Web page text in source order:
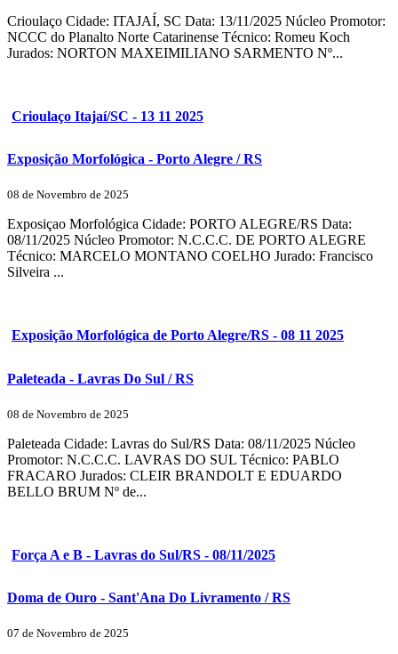
Crioulaço Cidade: ITAJAÍ, SC Data: 13/11/2025 Núcleo Promotor:
NCCC do Planalto Norte Catarinense Técnico: Romeu Koch
Jurados: NORTON MAXEIMILIANO SARMENTO Nº...
Crioulaço Itajaí/SC - 13 11 2025
Exposição Morfológica - Porto Alegre / RS
08 de Novembro de 2025
Exposiçao Morfológica Cidade: PORTO ALEGRE/RS Data:
08/11/2025 Núcleo Promotor: N.C.C.C. DE PORTO ALEGRE
Técnico: MARCELO MONTANO COELHO Jurado: Francisco
Silveira ...
Exposição Morfológica de Porto Alegre/RS - 08 11 2025
Paleteada - Lavras Do Sul / RS
08 de Novembro de 2025
Paleteada Cidade: Lavras do Sul/RS Data: 08/11/2025 Núcleo
Promotor: N.C.C.C. LAVRAS DO SUL Técnico: PABLO
FRACARO Jurados: CLEIR BRANDOLT E EDUARDO
BELLO BRUM Nº de...
Força A e B - Lavras do Sul/RS - 08/11/2025
Doma de Ouro - Sant'Ana Do Livramento / RS
07 de Novembro de 2025